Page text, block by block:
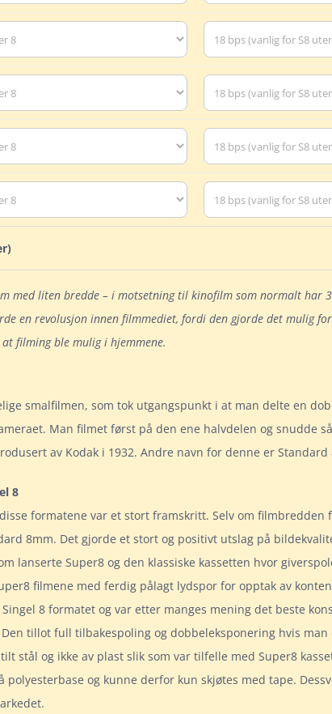
med liten bredde – i motsetning til kinofilm som normalt har
en revolusjon innen filmmediet, fordi den gjorde det mulig
filming ble mulig i hjemmene.
smalfilmen, som tok utgangspunkt i at man delte en
Man filmet først på den ene halvdelen og snudde
av Kodak i 1932. Andre navn for denne er
8
formatene var et stort framskritt. Selv om
8mm. Det gjorde et stort og positivt utslag på
lanserte Super8 og den klassiske kassetten hvor
filmene med ferdig pålagt lydspor for opptak av
8 formatet og var etter manges mening det beste
tillot full tilbakespoling og dobbeleksponering hvis
stål og ikke av plast slik som var tilfelle med Super8
polyesterbase og kunne derfor kun skjøtes med tape.